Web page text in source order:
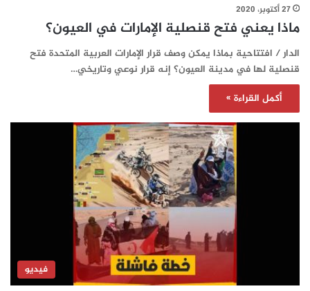
27 أكتوبر، 2020
ماذا يعني فتح قنصلية الإمارات في العيون؟
الدار / افتتاحية بماذا يمكن وصف قرار الإمارات العربية المتحدة فتح
قنصلية لها في مدينة العيون؟ إنه قرار نوعي وتاريخي…
أكمل القراءة »
فيديو